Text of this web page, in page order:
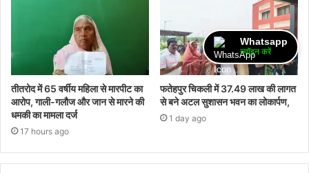
तीतरोद में 65 वर्षीय महिला से मारपीट का
आरोप, गाली-गलौज और जान से मारने की
धमकी का मामला दर्ज
17 hours ago
फतेहपुर चिकली में 37.49 लाख की लागत
से बने अटल सुशासन भवन का लोकार्पण,
1 day ago
Whatsapp
ज्वॉइन करें